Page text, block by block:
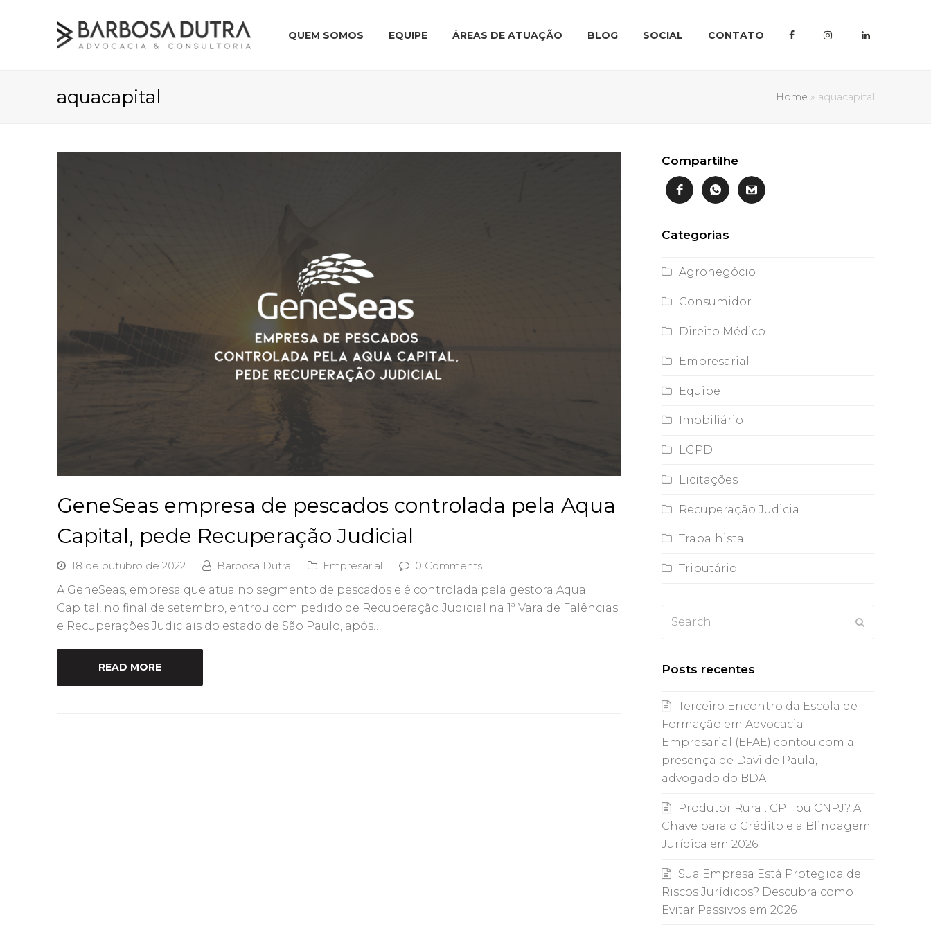
QUEM SOMOS EQUIPE ÁREAS DE ATUAÇÃO BLOG SOCIAL CONTATO
aquacapital Home » aquacapital
GeneSeas empresa de pescados controlada pela Aqua
Capital, pede Recuperação Judicial
18 de outubro de 2022 Barbosa Dutra Empresarial 0 Comments
A GeneSeas, empresa que atua no segmento de pescados e é controlada pela gestora Aqua
Capital, no final de setembro, entrou com pedido de Recuperação Judicial na 1ª Vara de Falências
e Recuperações Judiciais do estado de São Paulo, após…
READ MORE
Compartilhe
Categorias
Agronegócio
Consumidor
Direito Médico
Empresarial
Equipe
Imobiliário
LGPD
Licitações
Recuperação Judicial
Trabalhista
Tributário
Posts recentes
Terceiro Encontro da Escola de
Formação em Advocacia
Empresarial (EFAE) contou com a
presença de Davi de Paula,
advogado do BDA
Produtor Rural: CPF ou CNPJ? A
Chave para o Crédito e a Blindagem
Jurídica em 2026
Sua Empresa Está Protegida de
Riscos Jurídicos? Descubra como
Evitar Passivos em 2026